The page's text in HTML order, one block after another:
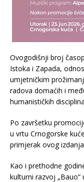
Ovogodišnji broj
Istoka i Zapada,
umjetničkim
radova domaćih i
humanističkih
Po završetku
u vrtu Crnogorske
primjerak ovog
Kao i prethodne
kulturni razvoj